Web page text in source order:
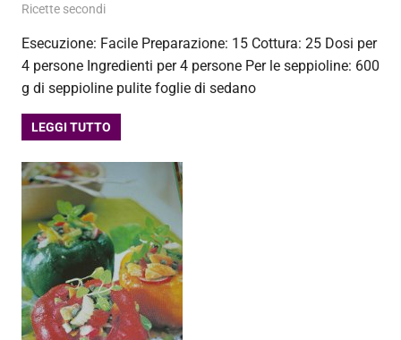
10 Settembre 2013
admin
Ricette secondi
Esecuzione: Facile Preparazione: 15 Cottura: 25 Dosi per
4 persone Ingredienti per 4 persone Per le seppioline: 600
g di seppioline pulite foglie di sedano
LEGGI TUTTO